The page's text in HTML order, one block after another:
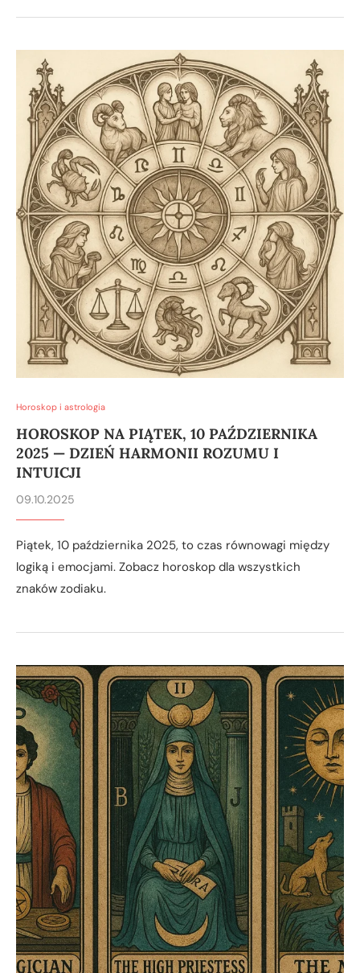
Horoskop i astrologia
HOROSKOP NA PIĄTEK, 10 PAŹDZIERNIKA
2025 — DZIEŃ HARMONII ROZUMU I
INTUICJI
09.10.2025
Piątek, 10 października 2025, to czas równowagi między
logiką i emocjami. Zobacz horoskop dla wszystkich
znaków zodiaku.